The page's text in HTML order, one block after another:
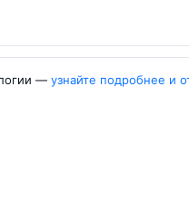
— узнайте подробнее и